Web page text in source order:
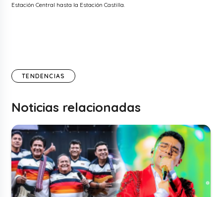
Estación Central hasta la Estación Castilla.
TENDENCIAS
Noticias relacionadas